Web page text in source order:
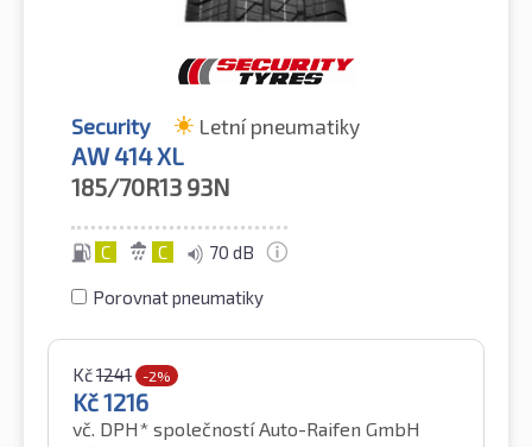
Security Letní pneumatiky
AW 414 XL
185/70R13 93N
C C 70 dB
Porovnat pneumatiky
Kč1241 -2%
Kč1216
vč. DPH* společností Auto-Raifen GmbH